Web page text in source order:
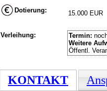
Dotierung: 15.000 EUR
Verleihung: Termin:
Weitere
Öffentl.
KONTAKT